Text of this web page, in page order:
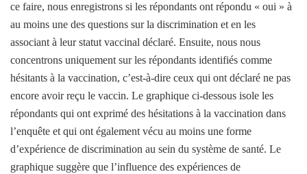
ce faire, nous enregistrons si les répondants ont répondu « oui » à
au moins une des questions sur la discrimination et en les
associant à leur statut vaccinal déclaré. Ensuite, nous nous
concentrons uniquement sur les répondants identifiés comme
hésitants à la vaccination, c’est-à-dire ceux qui ont déclaré ne pas
encore avoir reçu le vaccin. Le graphique ci-dessous isole les
répondants qui ont exprimé des hésitations à la vaccination dans
l’enquête et qui ont également vécu au moins une forme
d’expérience de discrimination au sein du système de santé. Le
graphique suggère que l’influence des expériences de